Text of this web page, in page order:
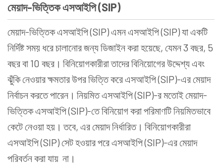
মেয়াদ-ভিত্তিক এসআইপি (SIP)
মেয়াদ-ভিত্তিক এসআইপি (SIP) এমন এসআইপি (SIP) যা একটি
নির্দিষ্ট সময় ধরে চালানোর জন্য ডিজাইন করা হয়েছে, যেমন 3 বছর, 5
বছর বা 10 বছর। বিনিয়োগকারীরা তাদের বিনিয়োগের উদ্দেশ্য এবং
ঝুঁকি নেওয়ার ক্ষমতার উপর ভিত্তি করে এসআইপি (SIP)-এর মেয়াদ
নির্বাচন করতে পারেন। নিয়মিত এসআইপি (SIP)-র মতোই মেয়াদ-
ভিত্তিক এসআইপি (SIP)-তে বিনিয়োগ করা পরিমাণটি নিয়মিতভাবে
কেটে নেওয়া হয়। তবে, এর মেয়াদ নির্ধারিত। বিনিয়োগকারীরা
এসআইপি (SIP) সেট হওয়ার পরে এসআইপি (SIP)-এর মেয়াদ
পরিবর্তন করা যায় না।